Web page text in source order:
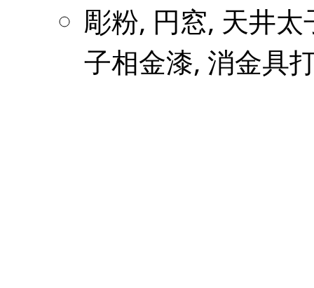
彫粉, 円窓, 天井
子相金漆, 消金具